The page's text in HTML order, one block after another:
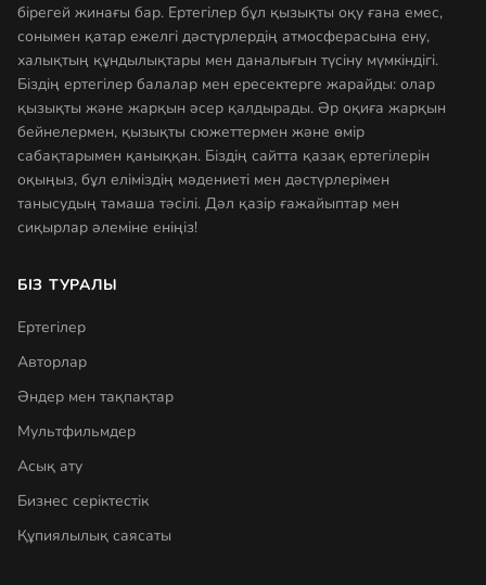
бірегей жинағы бар. Ертегілер бұл қызықты оқу ғана емес,
сонымен қатар ежелгі дәстүрлердің атмосферасына ену,
халықтың құндылықтары мен даналығын түсіну мүмкіндігі.
Біздің ертегілер балалар мен ересектерге жарайды: олар
қызықты және жарқын әсер қалдырады. Әр оқиға жарқын
бейнелермен, қызықты сюжеттермен және өмір
сабақтарымен қаныққан. Біздің сайтта қазақ ертегілерін
оқыңыз, бұл еліміздің мәдениеті мен дәстүрлерімен
танысудың тамаша тәсілі. Дәл қазір ғажайыптар мен
сиқырлар әлеміне еніңіз!
БІЗ ТУРАЛЫ
Ертегілер
Авторлар
Әндер мен тақпақтар
Мультфильмдер
Асық ату
Бизнес серіктестік
Құпиялылық саясаты